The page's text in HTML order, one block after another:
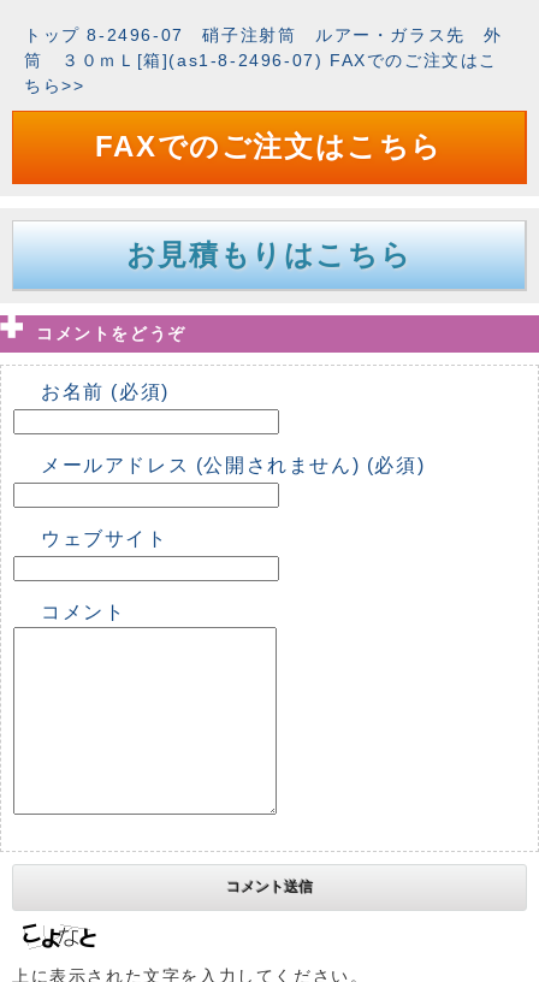
トップ 8-2496-07 硝子注射筒 ルアー・ガラス先 外
筒 ３０ｍＬ[箱](as1-8-2496-07) FAXでのご注文はこ
ちら>>
FAXでのご注文はこちら
お見積もりはこちら
コメントをどうぞ
お名前 (必須)
メールアドレス (公開されません) (必須)
ウェブサイト
コメント
上に表示された文字を入力してください。